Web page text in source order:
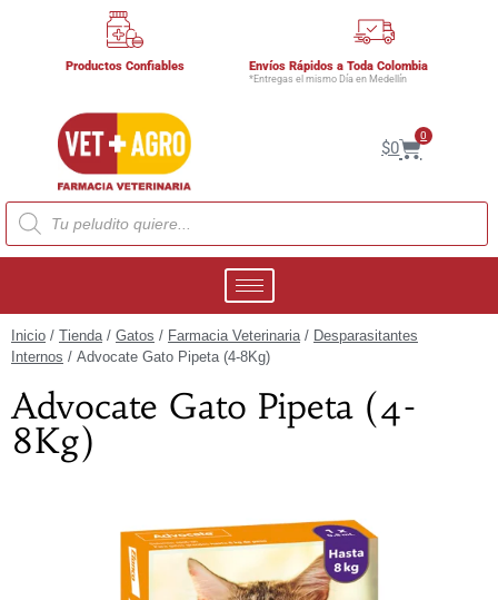
Productos Confiables Envíos Rápidos a Toda Colombia
*Entregas el mismo Día en Medellín
$0
0
Inicio / Tienda/ Gatos / Farmacia Veterinaria/ Desparasitantes
Internos / Advocate Gato Pipeta (4-8Kg)
Advocate Gato Pipeta (4-
8Kg)